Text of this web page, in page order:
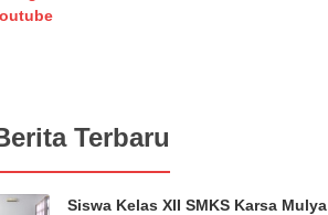
Terbaru
Siswa Kelas XII SMKS Karsa Mulya